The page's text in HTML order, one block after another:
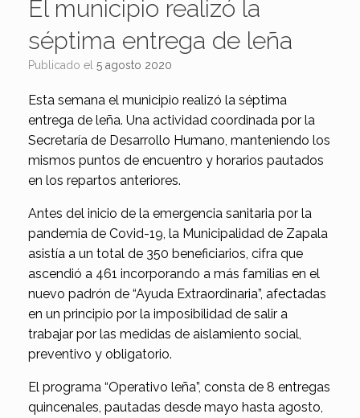
El municipio realizó la
séptima entrega de leña
Publicado el 5 agosto 2020
Esta semana el municipio realizó la séptima
entrega de leña. Una actividad coordinada por la
Secretaría de Desarrollo Humano, manteniendo los
mismos puntos de encuentro y horarios pautados
en los repartos anteriores.
Antes del inicio de la emergencia sanitaria por la
pandemia de Covid-19, la Municipalidad de Zapala
asistía a un total de 350 beneficiarios, cifra que
ascendió a 461 incorporando a más familias en el
nuevo padrón de “Ayuda Extraordinaria”, afectadas
en un principio por la imposibilidad de salir a
trabajar por las medidas de aislamiento social,
preventivo y obligatorio.
El programa “Operativo leña”, consta de 8 entregas
quincenales, pautadas desde mayo hasta agosto,